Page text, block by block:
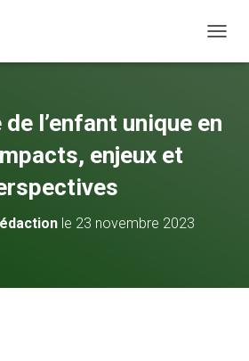
l’enfant unique en
enjeux et
le 23 novembre 2023